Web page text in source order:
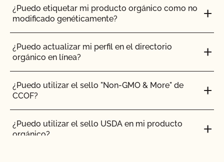
¿Puedo etiquetar mi producto orgánico como no
modificado genéticamente?
¿Puedo actualizar mi perfil en el directorio
orgánico en línea?
¿Puedo utilizar el sello "Non-GMO & More" de
CCOF?
¿Puedo utilizar el sello USDA en mi producto
orgánico?
¿Qué ocurre con las semillas orgánicas, los
trasplantes y la disponibilidad comercial?
¿Cuáles son las necesidades de tierra para los
cultivos silvestres?
¿Cuáles son los requisitos para el uso de
estiércol?
¿Cuáles son las normas específicas para los